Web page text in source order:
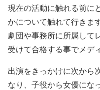
現在の活動に触れる前に
かについて触れて行きま
劇団や事務所に所属して
受けて合格する事でメデ
出演をきっかけに次から
なり、子役から女優にな